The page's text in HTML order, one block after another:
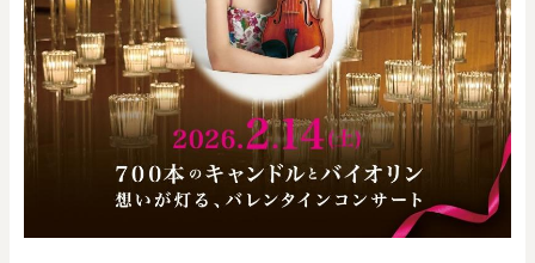
色で探す